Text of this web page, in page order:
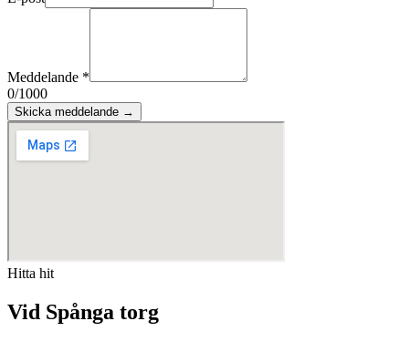
Meddelande *
0/1000
Skicka meddelande →
Hitta hit
Vid Spånga torg